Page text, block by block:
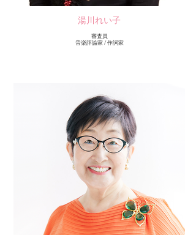
湯川れい子
審査員
音楽評論家 / 作詞家